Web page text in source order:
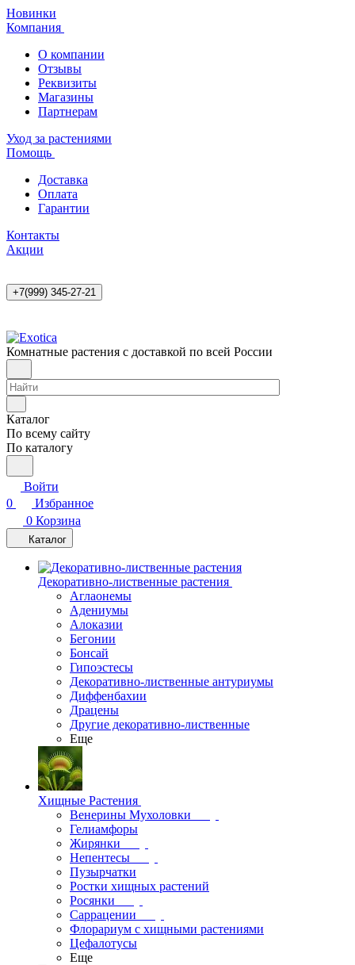
Новинки
Компания
О компании
Отзывы
Реквизиты
Магазины
Партнерам
Уход за растениями
Помощь
Доставка
Оплата
Гарантии
Контакты
Акции
+7(999) 345-27-21
Комнатные растения с доставкой по всей России
Каталог
По всему сайту
По каталогу
Войти
0
Избранное
0 Корзина
Каталог
Декоративно-лиственные растения
Аглаонемы
Адениумы
Алоказии
Бегонии
Бонсай
Гипоэстесы
Декоративно-лиственные антуриумы
Диффенбахии
Драцены
Другие декоративно-лиственные
Еще
Хищные Растения
Венерины Мухоловки
Гелиамфоры
Жирянки
Непентесы
Пузырчатки
Ростки хищных растений
Росянки
Саррацении
Флорариум с хищными растениями
Цефалотусы
Еще